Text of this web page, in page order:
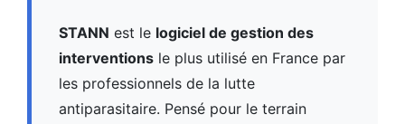
STANN est le logiciel de gestion des
interventions le plus utilisé en France par
les professionnels de la lutte
antiparasitaire. Pensé pour le terrain